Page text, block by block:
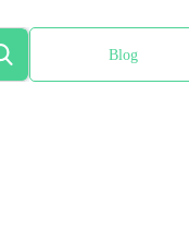
Blog